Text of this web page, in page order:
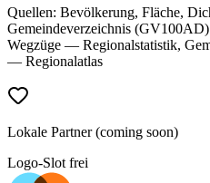
Quellen: Bevölkerung, Fläche,
Gemeindeverzeichnis
Wegzüge — Regionalstatistik,
— Regionalatlas
Lokale Partner (coming soon)
Logo-Slot frei